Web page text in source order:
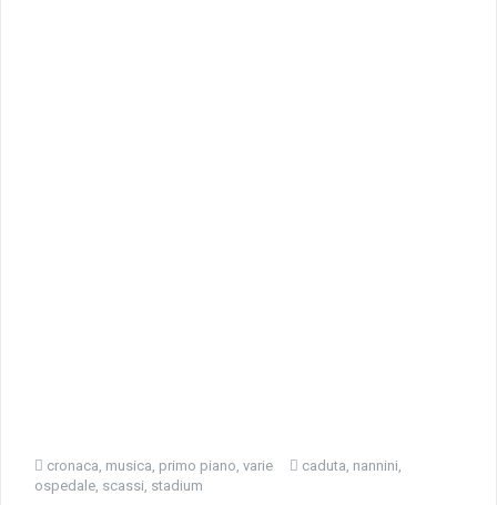
cronaca musica primo piano varie caduta nannini
ospedale scassi stadium